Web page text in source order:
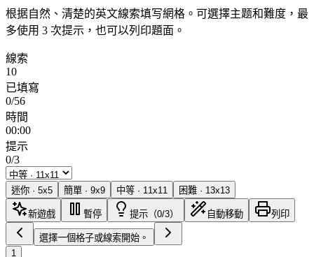
根据自然、清楚的英文線索填写網格。可選擇主题和難度，最
多使用 3 次提示，也可以列印題面。
線索
10
已填寫
0/56
時間
00:00
提示
0/3
迷你 · 5x5 簡單 · 9x9 中等 · 11x11 困難 · 13x13
新遊戲 暫停 提示（0/3） 自動移動 列印
選擇一個格子或線索開始。
1